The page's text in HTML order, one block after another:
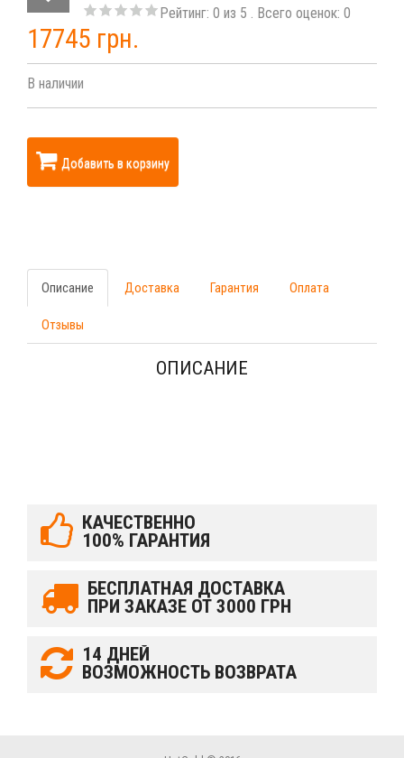
Рейтинг:0 из 5 . Всего оценок:0
17745 грн.
В наличии
Добавить в корзину
Описание Доставка Гарантия Оплата
Отзывы
ОПИСАНИЕ
КАЧЕСТВЕННО
100% ГАРАНТИЯ
БЕСПЛАТНАЯ ДОСТАВКА
ПРИ ЗАКАЗЕ ОТ 3000 ГРН
14 ДНЕЙ
ВОЗМОЖНОСТЬ ВОЗВРАТА